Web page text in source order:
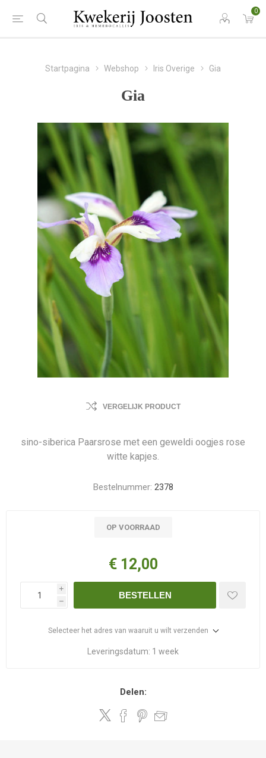
0
Startpagina Webshop Iris Overige Gia
Gia
VERGELIJK PRODUCT
sino-siberica Paarsrose met een geweldi oogjes rose
witte kapjes.
Bestelnummer: 2378
OP VOORRAAD
€ 12,00
i
h
BESTELLEN
Selecteer het adres van waaruit u wilt verzenden
Leveringsdatum: 1 week
Delen: